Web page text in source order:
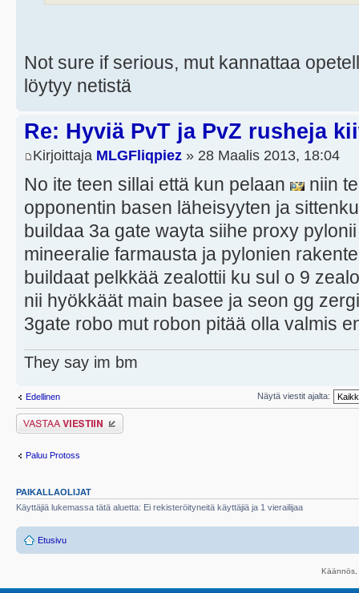
Not sure if serious, mut kannattaa
löytyy netistä
Re: Hyviä PvT ja PvZ rusheja
Kirjoittaja MLGFliqpiez » 28 Maalis 2013, 18:04
No ite teen sillai että kun pelaan
niin
opponentin basen läheisyyten ja
buildaa 3a gate wayta siihe proxy
mineeralie farmausta ja pylonien
buildaat pelkkää zealottii ku sul o 9
nii hyökkäät main basee ja seon gg
3gate robo mut robon pitää olla valmis
They say im bm
Edellinen Näytä viestit ajalta:
Lähetä vastaus
Paluu Protoss
PAIKALLAOLIJAT
Käyttäjiä lukemassa tätä aluetta: Ei rekisteröityneitä käyttäjiä ja 1 vierailijaa
Etusivu